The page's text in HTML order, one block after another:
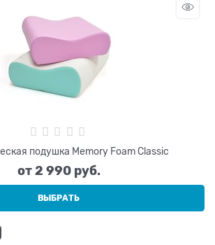
подушка Memory Foam Classic
от2 990 руб.
ВЫБРАТЬ